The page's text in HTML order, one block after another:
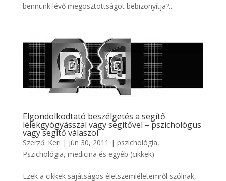
bennünk lévő megosztottságot bebizonyítja?...
Elgondolkodtató beszélgetés a segítő
lélekgyógyásszal vagy segítővel – pszichológus
vagy segítő válaszol
Szerző: Keri | jún 30, 2011 | pszichológia,
Pszichológia, medicina és egyéb (cikkek)
Ezek a cikkek sajátságos életszemléletemről szólnak,